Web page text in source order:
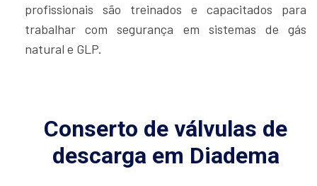
profissionais são treinados e capacitados para
trabalhar com segurança em sistemas de gás
natural e GLP.
Conserto de válvulas de
descarga em Diadema